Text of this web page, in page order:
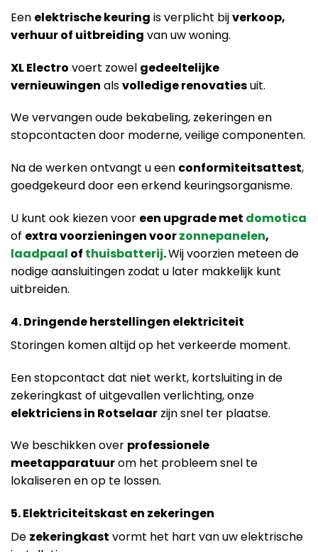
Een elektrische keuring is verplicht bijverkoop,
verhuur of uitbreiding van uw woning.
XL Electro voert zowel gedeeltelijke
vernieuwingen alsvolledige renovatiesuit.
We vervangen oude bekabeling, zekeringen en
stopcontacten door moderne, veilige componenten.
Na de werken ontvangt u een conformiteitsattest,
goedgekeurd door een erkend keuringsorganisme.
U kunt ook kiezen voor een upgrade met domotica
of extra voorzieningen voorzonnepanelen,
laadpaal of thuisbatterij.Wij voorzien meteen de
nodige aansluitingen zodat u later makkelijk kunt
uitbreiden.
4. Dringende herstellingen elektriciteit
Storingen komen altijd op het verkeerde moment.
Een stopcontact dat niet werkt, kortsluiting in de
zekeringkast of uitgevallen verlichting, onze
elektriciens in Rotselaar zijn snel ter plaatse.
We beschikken over professionele
meetapparatuurom het probleem snel te
lokaliseren en op te lossen.
5. Elektriciteitskast en zekeringen
De zekeringkast vormt het hart van uw elektrische